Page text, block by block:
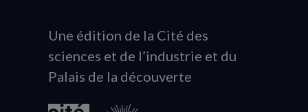
Animation
du
logo
Une édition de la Cité des
sciences et de l’industrie et du
Palais de la découverte